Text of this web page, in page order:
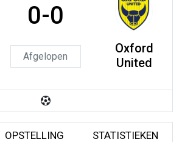
0-0
Afgelopen
Oxford
United
OPSTELLING STATISTIEKEN